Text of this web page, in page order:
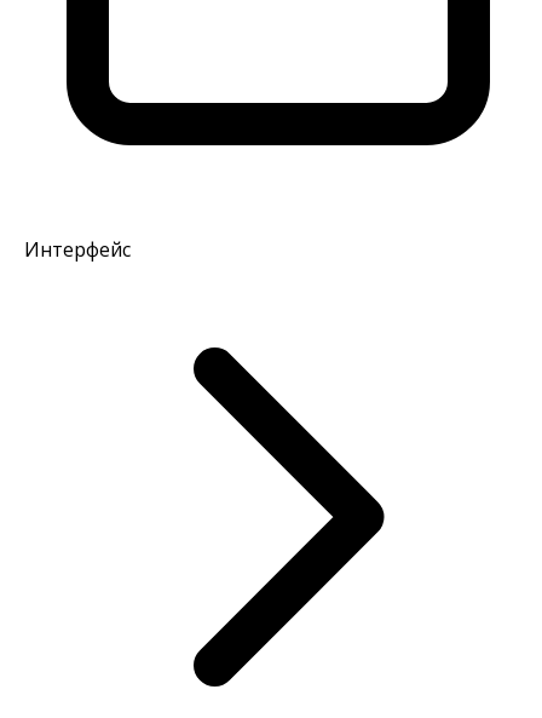
Интерфейс